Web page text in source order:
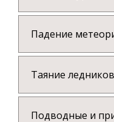
Падение
Таяние
Подводные и